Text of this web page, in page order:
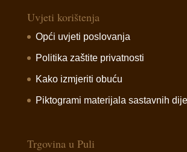
Uvjeti korištenja
Opći uvjeti poslovanja
Politika zaštite privatnosti
Kako izmjeriti obuću
Piktogrami materijala sastavnih
Trgovina u Puli